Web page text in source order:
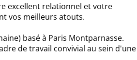
excellent relationnel et votre
vos meilleurs atouts.
basé à Paris Montparnasse.
de travail convivial au sein d'une